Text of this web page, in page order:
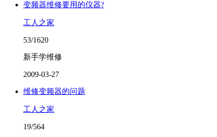
变频器维修要用的仪器?
工人之家
53/1620
新手学维修
2009-03-27
维修变频器的问题
工人之家
19/564